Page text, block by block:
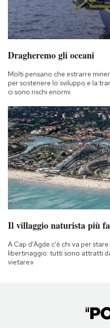
Dragheremo gli oceani
Molti pensano che estrarre
per sostenere lo sviluppo e la
ci sono rischi enormi
Il villaggio naturista più
A Cap d'Agde c'è chi va per
libertinaggio: tutti sono attratti
vietare»